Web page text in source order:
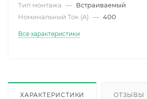
Тип монтажа — Встраиваемый
Номинальный Ток (A) — 400
Все характеристики
ХАРАКТЕРИСТИКИ ОТЗЫВЫ